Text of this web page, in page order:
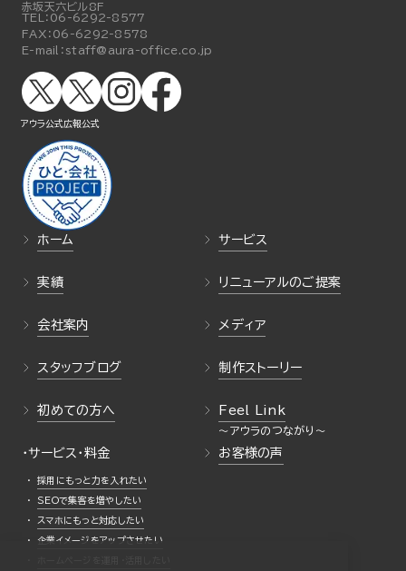
ホーム サービス
実績 リニューアルのご提案
会社案内 メディア
スタッフブログ 制作ストーリー
初めての方へ Feel Link
・サービス・料金
採用にもっと力を入れたい
SEOで集客を増やしたい
スマホにもっと対応したい
企業イメージをアップさせたい
お客様の声
赤坂天六ビル8F
TEL： 06-6292-8577
FAX： 06-6292-8578
E-mail： staff@aura-office.co.jp
アウラ公式広報公式